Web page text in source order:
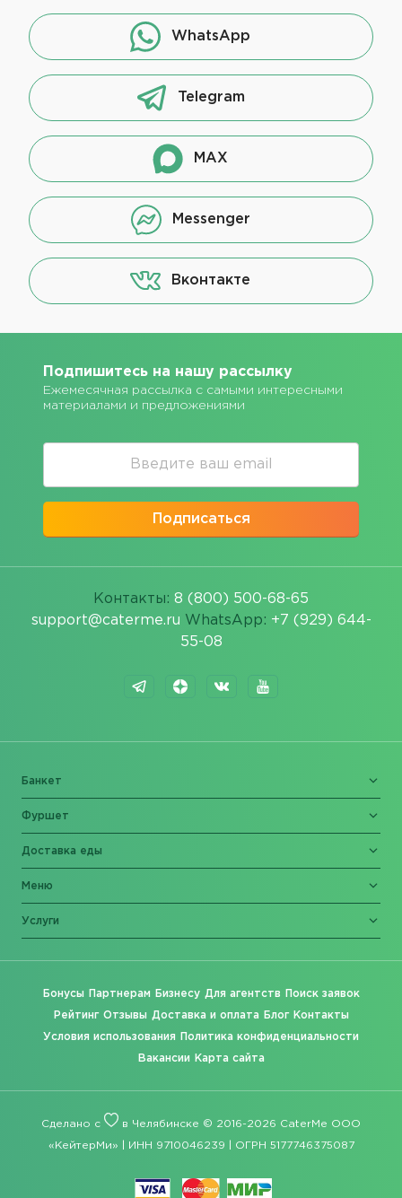
WhatsApp
Telegram
MAX
Messenger
Вконтакте
Подпишитесь на нашу рассылку
Ежемесячная рассылка с самыми интересными
материалами и предложениями
Подписаться
Контакты: 8 (800) 500-68-65
support@caterme.ru WhatsApp: +7 (929) 644-
55-08
Банкет
Фуршет
Доставка еды
Меню
Услуги
Бонусы Партнерам Бизнесу Для агентств Поиск заявок
Рейтинг Отзывы Доставка и оплата Блог Контакты
Условия использования Политика конфиденциальности
Вакансии Карта сайта
Сделано с в Челябинске © 2016-2026 CaterMe ООО
«КейтерМи» | ИНН 9710046239 | ОГРН 5177746375087